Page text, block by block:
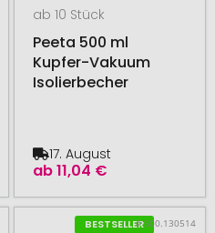
ab 10 Stück
Peeta 500 ml
Kupfer-Vakuum
Isolierbecher
ab11,04 €
17. August
BESTSELLER# 500.130514